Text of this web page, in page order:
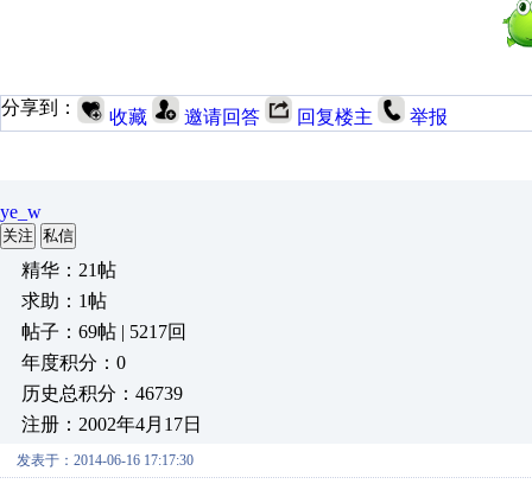
分享到： 收藏 邀请回答 回复楼主 举报
ye_w
关注 私信
精华：21帖
求助：1帖
帖子：69帖 | 5217回
年度积分：0
历史总积分：46739
注册：2002年4月17日
发表于：2014-06-16 17:17:30